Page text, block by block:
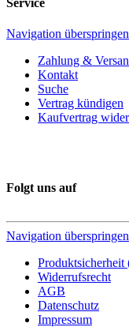
Navigation überspringen
Zahlung &
Kontakt
Suche
Vertrag kündigen
Kaufvertrag
Folgt uns auf
Navigation überspringen
Produktsicherheit
Widerrufsrecht
AGB
Datenschutz
Impressum